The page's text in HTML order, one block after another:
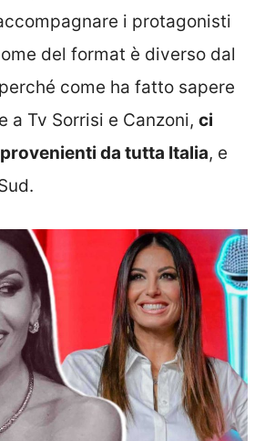
i protagonisti
del format è diverso dal
come ha fatto sapere
a Tv Sorrisi e Canzoni, ci
da tutta Italia, e